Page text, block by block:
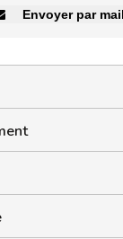
Envoyer par mail